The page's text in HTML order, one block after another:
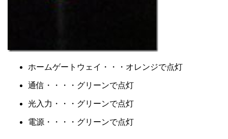
ホームゲートウェイ・・・オレンジで点灯
通信・・・・グリーンで点灯
光入力・・・グリーンで点灯
電源・・・・グリーンで点灯